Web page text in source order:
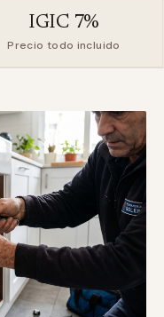
IGIC 7%
Precio todo incluido